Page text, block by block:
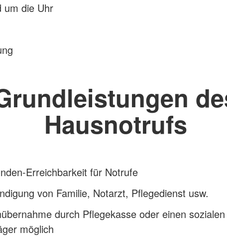
um die Uhr
Hausnotrufs
Erreichbarkeit für Notrufe
von Familie, Notarzt, Pflegedienst usw.
durch Pflegekasse oder einen sozialen
möglich